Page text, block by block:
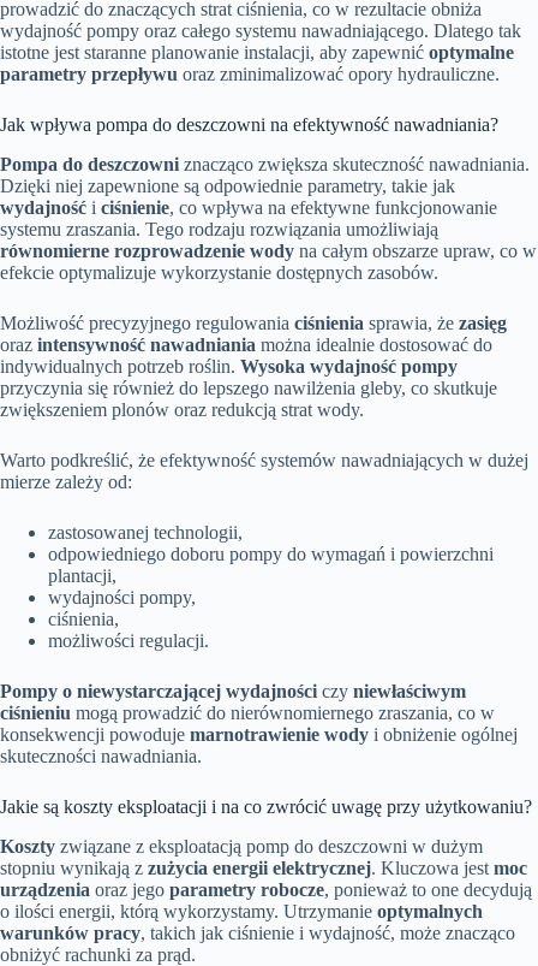
prowadzić do znaczących strat ciśnienia, co w rezultacie obniża
wydajność pompy oraz całego systemu nawadniającego. Dlatego tak
istotne jest staranne planowanie instalacji, aby zapewnić optymalne
parametry przepływu oraz zminimalizować opory hydrauliczne.
Jak wpływa pompa do deszczowni na efektywność nawadniania?
Pompa do deszczowni znacząco zwiększa skuteczność nawadniania.
Dzięki niej zapewnione są odpowiednie parametry, takie jak
wydajność i ciśnienie, co wpływa na efektywne funkcjonowanie
systemu zraszania. Tego rodzaju rozwiązania umożliwiają
równomierne rozprowadzenie wody na całym obszarze upraw, co w
efekcie optymalizuje wykorzystanie dostępnych zasobów.
Możliwość precyzyjnego regulowania ciśnienia sprawia, że zasięg
oraz intensywność nawadniania można idealnie dostosować do
indywidualnych potrzeb roślin. Wysoka wydajność pompy
przyczynia się również do lepszego nawilżenia gleby, co skutkuje
zwiększeniem plonów oraz redukcją strat wody.
Warto podkreślić, że efektywność systemów nawadniających w dużej
mierze zależy od:
zastosowanej technologii,
odpowiedniego doboru pompy do wymagań i powierzchni
plantacji,
wydajności pompy,
ciśnienia,
możliwości regulacji.
Pompy o niewystarczającej wydajności czy niewłaściwym
ciśnieniu mogą prowadzić do nierównomiernego zraszania, co w
konsekwencji powoduje marnotrawienie wody i obniżenie ogólnej
skuteczności nawadniania.
Jakie są koszty eksploatacji i na co zwrócić uwagę przy użytkowaniu?
Koszty związane z eksploatacją pomp do deszczowni w dużym
stopniu wynikają z zużycia energii elektrycznej. Kluczowa jest moc
urządzenia oraz jego parametry robocze, ponieważ to one decydują
o ilości energii, którą wykorzystamy. Utrzymanie optymalnych
warunków pracy, takich jak ciśnienie i wydajność, może znacząco
obniżyć rachunki za prąd.